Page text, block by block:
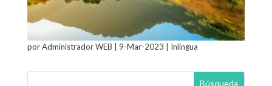
porAdministrador WEB 9-Mar-2023 Inlingua